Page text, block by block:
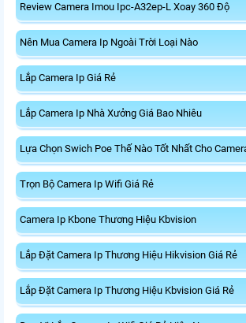
Review Camera Imou Ipc-A32ep-L Xoay 360 Độ
Nên Mua Camera Ip Ngoài Trời Loại Nào
Lắp Camera Ip Giá Rẻ
Lắp Camera Ip Nhà Xưởng Giá Bao Nhiêu
Lựa Chọn Swich Poe Thế Nào Tốt Nhất Cho
Trọn Bộ Camera Ip Wifi Giá Rẻ
Camera Ip Kbone Thương Hiệu Kbvision
Lắp Đặt Camera Ip Thương Hiệu Hikvision Giá Rẻ
Lắp Đặt Camera Ip Thương Hiệu Kbvision Giá Rẻ